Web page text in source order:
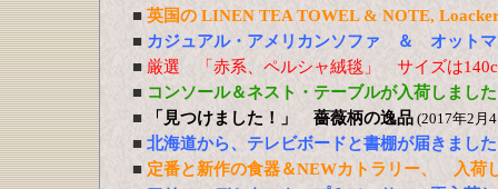
■ 英国の LINEN TEA TOWEL & NOTE,
■ カジュアル・アメリカンソファ ＆ オット
■ 厳選 「赤系、ペルシャ絨毯」 サイズは
■ コンソール＆ネスト・テーブルが入荷しました
■ 「見つけました！」 薔薇柄の逸品 (2017年2月
■ 北海道から、テレビボードと書棚が届きました
■ 定番と新作の食器＆NEWカトラリー、 入荷